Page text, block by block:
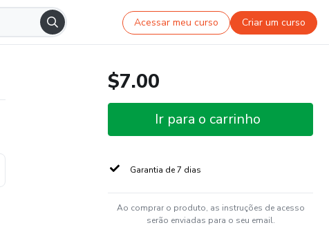
Acessar meu curso Criar um curso
$7.00
Ir para o carrinho
Garantia de 7 dias
Ao comprar o produto, as instruções de acesso
serão enviadas para o seu email.